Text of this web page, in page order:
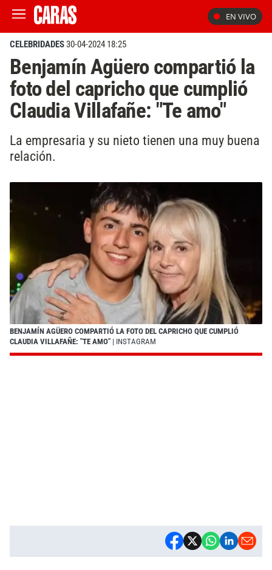
EN VIVO
CELEBRIDADES30-04-2024 18:25
Benjamín Agüero compartió la
foto del capricho que cumplió
Claudia Villafañe: "Te amo"
La empresaria y su nieto tienen una muy buena
relación.
BENJAMÍN AGÜERO COMPARTIÓ LA FOTO DEL CAPRICHO QUE CUMPLIÓ
CLAUDIA VILLAFAÑE: "TE AMO" | INSTAGRAM